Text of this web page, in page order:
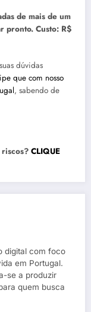
de mais de um
pronto. Custo: R$
dúvidas
que com nosso
, sabendo de
CLIQUE
digital com foco
em Portugal.
se a produzir
quem busca